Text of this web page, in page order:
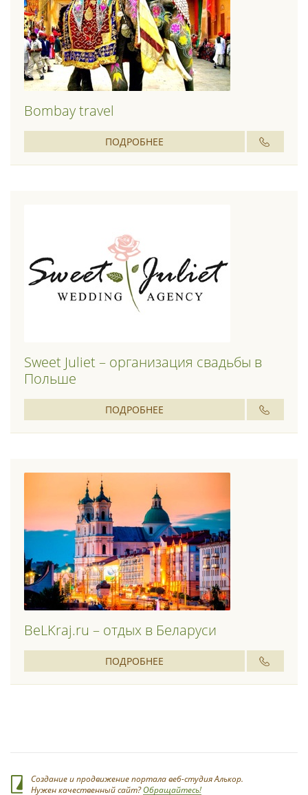
Bombay travel
ПОДРОБНЕЕ
Sweet Juliet – организация свадьбы в
Польше
ПОДРОБНЕЕ
BeLKraj.ru – отдых в Беларуси
ПОДРОБНЕЕ
Создание и продвижение портала веб-студия Алькор.
Нужен качественный сайт?Обращайтесь!